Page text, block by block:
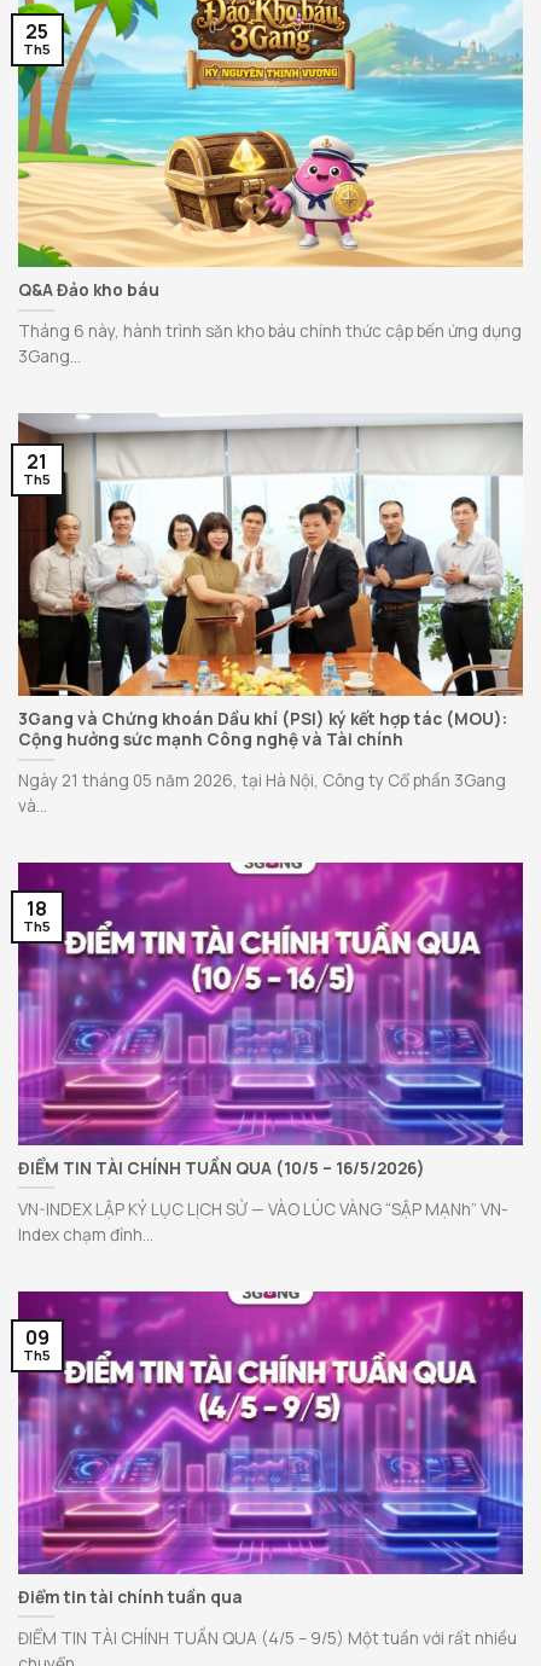
Q&A Đảo kho báu
Tháng 6 này, hành trình săn kho báu chính thức cập bến ứng dụng
3Gang...
25
Th5
3Gang và Chứng khoán Dầu khí (PSI) ký kết hợp tác (MOU):
Cộng hưởng sức mạnh Công nghệ và Tài chính
Ngày 21 tháng 05 năm 2026, tại Hà Nội, Công ty Cổ phần 3Gang
và...
21
Th5
ĐIỂM TIN TÀI CHÍNH TUẦN QUA (10/5 – 16/5/2026)
VN-INDEX LẬP KỶ LỤC LỊCH SỬ — VÀO LÚC VÀNG “SẬP MẠNh” VN-
Index chạm đỉnh...
18
Th5
Điểm tin tài chính tuần qua
ĐIỂM TIN TÀI CHÍNH TUẦN QUA (4/5 – 9/5) Một tuần với rất nhiều
09
Th5